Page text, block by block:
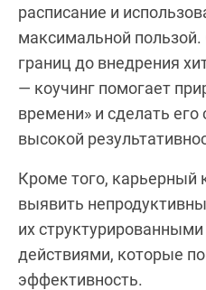
расписание и
максимальной пользой.
границ до внедрения
— коучинг помогает
времени» и сделать
высокой
Кроме того, карьерный
выявить
их
действиями, которые
эффективность.